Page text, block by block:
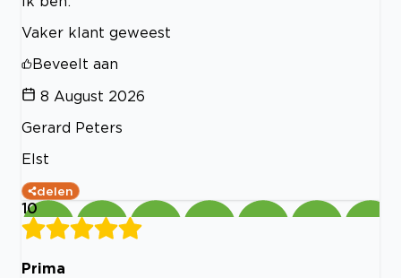
Vaker klant geweest
Beveelt aan
8 August 2026
Gerard Peters
Elst
delen
10
Prima